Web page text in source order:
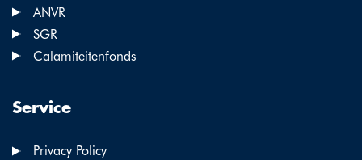
ANVR
SGR
Calamiteitenfonds
Service
Privacy Policy